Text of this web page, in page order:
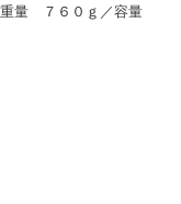
量 ７６０ｇ／容量